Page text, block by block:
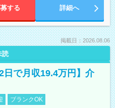
する 詳細へ
掲載日：2026.08.06
読
日で月収19.4万円】介
ブランクOK